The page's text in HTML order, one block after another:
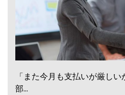
「また今月も支払いが厳し
部…